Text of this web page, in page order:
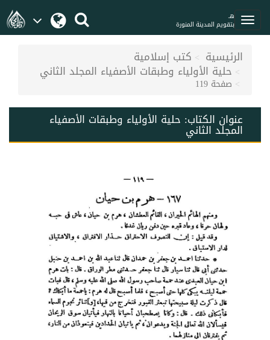
هـ
بتقويم المدينة المنورة
الرئيسية كتب إسلامية
حلية الأولياء وطبقات الأصفياء المجلد الثاني
صفحة 119
عنوان الكتاب: حلية الأولياء وطبقات الأصفياء
المجلد الثاني